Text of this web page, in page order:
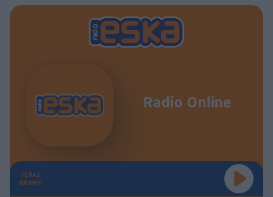
Radio Online
TERAZ
GRAMY